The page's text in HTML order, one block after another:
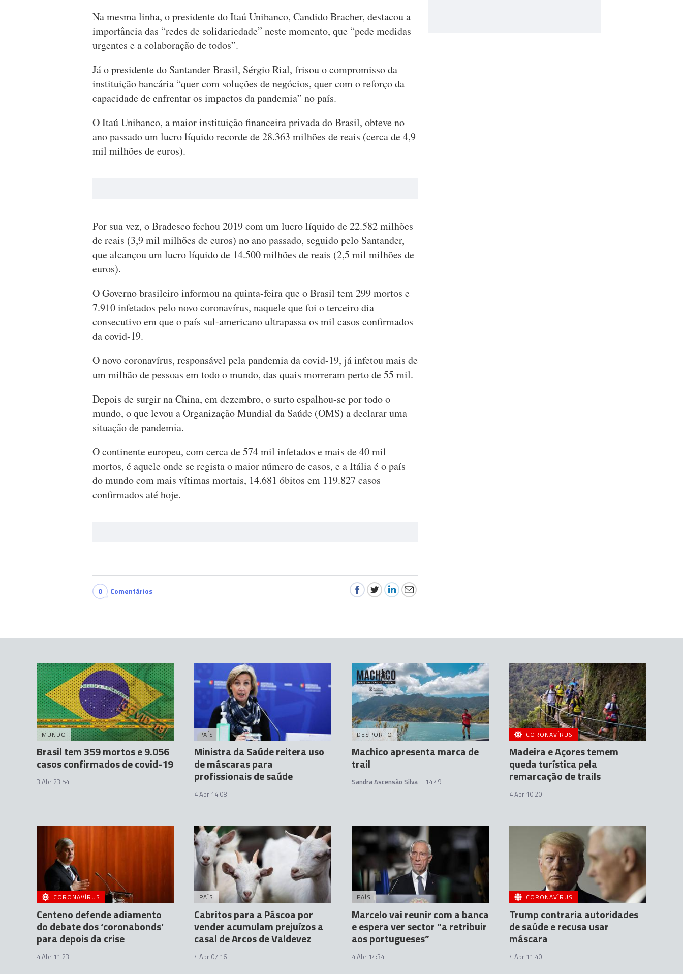
Na mesma linha, o presidente do Itaú Unibanco, Candido Bracher, destacou a
importância das “redes de solidariedade” neste momento, que “pede medidas
urgentes e a colaboração de todos”.
Já o presidente do Santander Brasil, Sérgio Rial, frisou o compromisso da
instituição bancária “quer com soluções de negócios, quer com o reforço da
capacidade de enfrentar os impactos da pandemia” no país.
O Itaú Unibanco, a maior instituição financeira privada do Brasil, obteve no
ano passado um lucro líquido recorde de 28.363 milhões de reais (cerca de 4,9
mil milhões de euros).
Por sua vez, o Bradesco fechou 2019 com um lucro líquido de 22.582 milhões
de reais (3,9 mil milhões de euros) no ano passado, seguido pelo Santander,
que alcançou um lucro líquido de 14.500 milhões de reais (2,5 mil milhões de
euros).
O Governo brasileiro informou na quinta-feira que o Brasil tem 299 mortos e
7.910 infetados pelo novo coronavírus, naquele que foi o terceiro dia
consecutivo em que o país sul-americano ultrapassa os mil casos confirmados
da covid-19.
O novo coronavírus, responsável pela pandemia da covid-19, já infetou mais de
um milhão de pessoas em todo o mundo, das quais morreram perto de 55 mil.
Depois de surgir na China, em dezembro, o surto espalhou-se por todo o
mundo, o que levou a Organização Mundial da Saúde (OMS) a declarar uma
situação de pandemia.
O continente europeu, com cerca de 574 mil infetados e mais de 40 mil
mortos, é aquele onde se regista o maior número de casos, e a Itália é o país
do mundo com mais vítimas mortais, 14.681 óbitos em 119.827 casos
confirmados até hoje.
0 Comentários
MUNDO
Brasil tem 359 mortos e 9.056
casos confirmados de covid-19
3 Abr 23:54
PAÍS
Ministra da Saúde reitera uso
de máscaras para
profissionais de saúde
4 Abr 14:08
DESPORTO
Machico apresenta marca de
trail
Sandra Ascensão Silva 14:49
CORONAVÍRUS
Madeira e Açores temem
queda turística pela
remarcação de trails
4 Abr 10:20
CORONAVÍRUS
Centeno defende adiamento
do debate dos ‘coronabonds’
para depois da crise
4 Abr 11:23
PAÍS
Cabritos para a Páscoa por
vender acumulam prejuízos a
casal de Arcos de Valdevez
4 Abr 07:16
PAÍS
Marcelo vai reunir com a banca
e espera ver sector “a retribuir
aos portugueses”
4 Abr 14:34
CORONAVÍRUS
Trump contraria autoridades
de saúde e recusa usar
máscara
4 Abr 11:40